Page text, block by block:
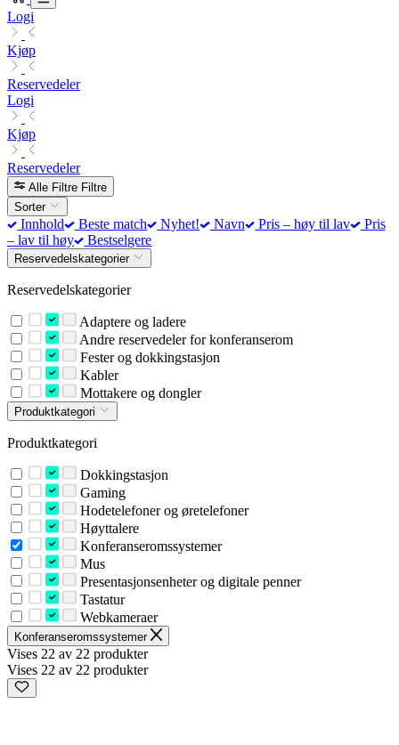
Logi
Kjøp
Reservedeler
Logi
Kjøp
Reservedeler
Alle Filtre Filtre
Sorter
Innhold Beste match Nyhet! Navn Pris – høy til lav
Pris
– lav til høy
Bestselgere
Reservedelskategorier
Reservedelskategorier
Adaptere og ladere
Andre reservedeler for konferanserom
Fester og dokkingstasjon
Kabler
Mottakere og dongler
Produktkategori
Produktkategori
Dokkingstasjon
Gaming
Hodetelefoner og øretelefoner
Høyttalere
Konferanseromssystemer
Mus
Presentasjonsenheter og digitale penner
Tastatur
Webkameraer
Konferanseromssystemer
Vises 22 av 22 produkter
Vises 22 av 22 produkter